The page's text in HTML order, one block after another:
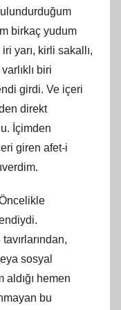
birkaç yudum
yarı, kirli sakallı,
biri
girdi. Ve içeri
direkt
İçimden
giren afet-i
sosyal
aldığı hemen
bu